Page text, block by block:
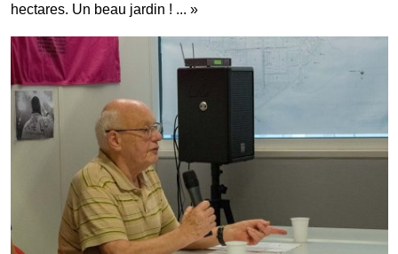
hectares. Un beau jardin ! ... »